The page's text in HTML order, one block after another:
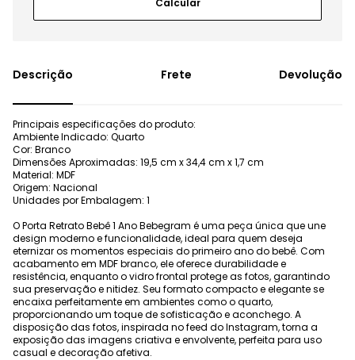
Frete Devolução
Principais especificações do produto:
Ambiente Indicado: Quarto
Cor: Branco
Dimensões Aproximadas: 19,5 cm x 34,4 cm x 1,7 cm
Material: MDF
Origem: Nacional
Unidades por Embalagem: 1
O Porta Retrato Bebê 1 Ano Bebegram é uma peça única que une
design moderno e funcionalidade, ideal para quem deseja
eternizar os momentos especiais do primeiro ano do bebê. Com
acabamento em MDF branco, ele oferece durabilidade e
resistência, enquanto o vidro frontal protege as fotos, garantindo
sua preservação e nitidez. Seu formato compacto e elegante se
encaixa perfeitamente em ambientes como o quarto,
proporcionando um toque de sofisticação e aconchego. A
disposição das fotos, inspirada no feed do Instagram, torna a
exposição das imagens criativa e envolvente, perfeita para uso
casual e decoração afetiva.